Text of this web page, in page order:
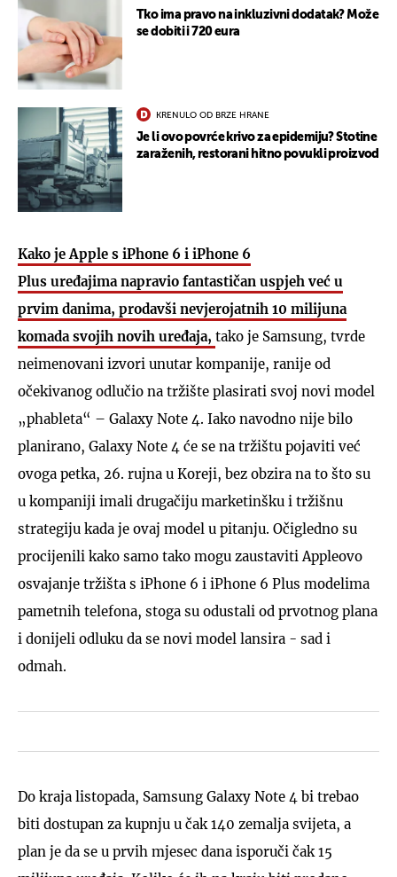
Tko ima pravo na inkluzivni dodatak? Može
se dobiti i 720 eura
KRENULO OD BRZE HRANE
Je li ovo povrće krivo za epidemiju? Stotine
zaraženih, restorani hitno povukli proizvod
Kako je Apple s iPhone 6 i iPhone 6
Plus uređajima napravio fantastičan uspjeh već u
prvim danima, prodavši nevjerojatnih 10 milijuna
komada svojih novih uređaja, tako je Samsung, tvrde
neimenovani izvori unutar kompanije, ranije od
očekivanog odlučio na tržište plasirati svoj novi model
„phableta“ – Galaxy Note 4. Iako navodno nije bilo
planirano, Galaxy Note 4 će se na tržištu pojaviti već
ovoga petka, 26. rujna u Koreji, bez obzira na to što su
u kompaniji imali drugačiju marketinšku i tržišnu
strategiju kada je ovaj model u pitanju. Očigledno su
procijenili kako samo tako mogu zaustaviti Appleovo
osvajanje tržišta s iPhone 6 i iPhone 6 Plus modelima
pametnih telefona, stoga su odustali od prvotnog plana
i donijeli odluku da se novi model lansira - sad i
odmah.
Do kraja listopada, Samsung Galaxy Note 4 bi trebao
biti dostupan za kupnju u čak 140 zemalja svijeta, a
plan je da se u prvih mjesec dana isporuči čak 15